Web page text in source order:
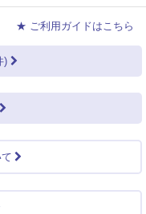
★ ご利用ガイドはこちら
)